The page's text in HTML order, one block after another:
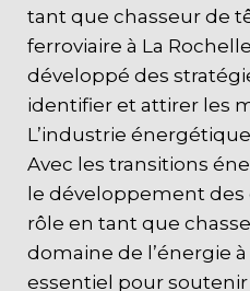
tant que chasseur de
ferroviaire à La
développé des
identifier et attirer les
L’industrie
Avec les transitions
le développement
rôle en tant que
domaine de l’énergie
essentiel pour